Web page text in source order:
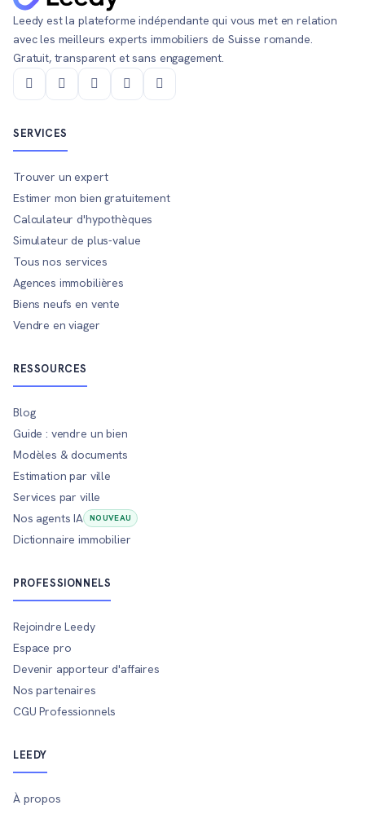
Leedy est la plateforme indépendante qui vous met en relation
avec les meilleurs experts immobiliers de Suisse romande.
Gratuit, transparent et sans engagement.
SERVICES
Trouver un expert
Estimer mon bien gratuitement
Calculateur d'hypothèques
Simulateur de plus-value
Tous nos services
Agences immobilières
Biens neufs en vente
Vendre en viager
RESSOURCES
Blog
Guide : vendre un bien
Modèles & documents
Estimation par ville
Services par ville
Nos agents IA
NOUVEAU
Dictionnaire immobilier
PROFESSIONNELS
Rejoindre Leedy
Espace pro
Devenir apporteur d'affaires
Nos partenaires
CGU Professionnels
LEEDY
À propos